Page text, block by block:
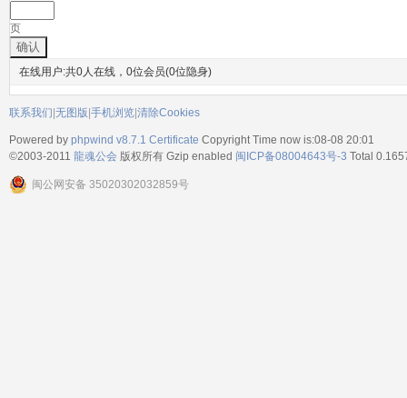
页
确认
在线用户:共0人在线，0位会员(0位隐身)
联系我们|无图版|手机浏览|清除Cookies
Powered by phpwind v8.7.1 Certificate Copyright Time now is:08-08 20:01
©2003-2011 龍魂公会 版权所有 Gzip enabled 闽ICP备08004643号-3 Total
闽公网安备 35020302032859号